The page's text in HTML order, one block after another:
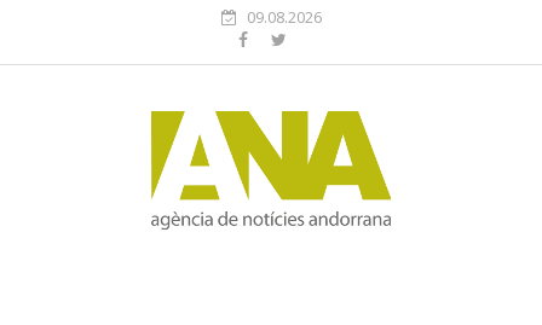
09.08.2026